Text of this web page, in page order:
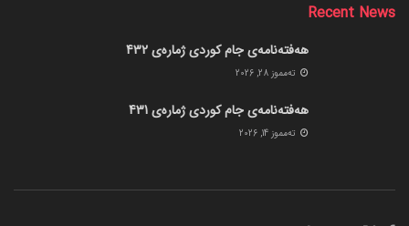
Recent News
هەفتەنامەی جام کوردی ژمارەی 432
ته‌مموز 28, 2026
هەفتەنامەی جام کوردی ژمارەی 431
ته‌مموز 14, 2026